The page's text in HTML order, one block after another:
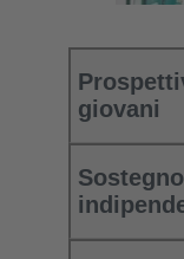
giovani